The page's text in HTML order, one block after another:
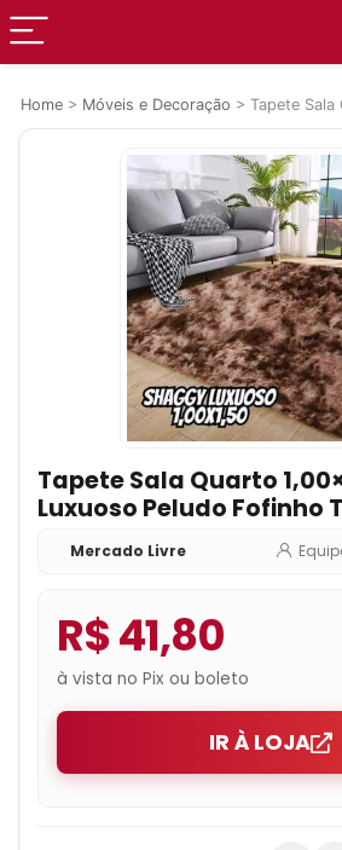
Home > Móveis e Decoração > Tapete Sala
Tapete Sala Quarto
Luxuoso Peludo Fofinho
Mesclado Casa Laura
Mercado Livre
R$ 41,80
à vista no Pix ou boleto
IR À LOJA